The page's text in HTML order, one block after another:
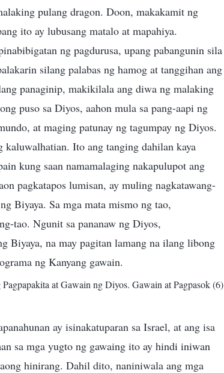
pulang dragon. Doon, makakamit ng
ito ay lubusang matalo at mapahiya.
ng pagdurusa, upang pabangunin sila
silang palabas ng hamog at tanggihan ang
panaginip, makikilala ang diwa ng malaking
puso sa Diyos, aahon mula sa pang-aapi ng
at maging patunay ng tagumpay ng Diyos.
kaluwalhatian. Ito ang tanging dahilan kaya
kung saan namamalaging nakapulupot ang
pagkatapos lumisan, ay muling nagkatawang-
Biyaya. Sa mga mata mismo ng tao,
tao. Ngunit sa pananaw ng Diyos,
Biyaya, na may pagitan lamang na ilang libong
ng Kanyang gawain.
at Gawain ng Diyos. Gawain at Pagpasok (6)
ay isinakatuparan sa Israel, at ang isa
sa mga yugto ng gawaing ito ay hindi iniwan
hinirang. Dahil dito, naniniwala ang mga